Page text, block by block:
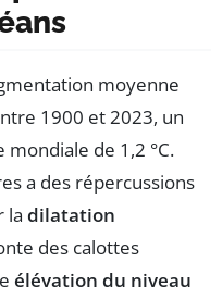
moyenne
1900 et 2023, un
de 1,2 °C.
a des répercussions
la dilatation
des calottes
élévation du niveau